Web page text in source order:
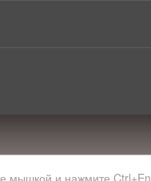
мышкой и нажмите